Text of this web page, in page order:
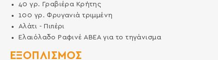
40γρ. Γραβιέρα Κρήτης
100 γρ. Φρυγανιά τριμμένη
Αλάτι - Πιπέρι
Ελαιόλαδο Ραφινέ ΑΒΕΑ για το τηγάνισμα
ΕΞΟΠΛΙΣΜΌΣ